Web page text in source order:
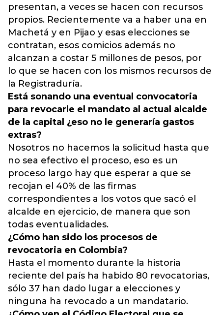
presentan, a veces se hacen con recursos
propios. Recientemente va a haber una en
Machetá y en Pijao y esas elecciones se
contratan, esos comicios además no
alcanzan a costar 5 millones de pesos, por
lo que se hacen con los mismos recursos de
la Registraduría.
Está sonando una eventual convocatoria
para revocarle el mandato al actual alcalde
de la capital ¿eso no le generaría gastos
extras?
Nosotros no hacemos la solicitud hasta que
no sea efectivo el proceso, eso es un
proceso largo hay que esperar a que se
recojan el 40% de las firmas
correspondientes a los votos que sacó el
alcalde en ejercicio, de manera que son
todas eventualidades.
¿Cómo han sido los procesos de
revocatoria en Colombia?
Hasta el momento durante la historia
reciente del país ha habido 80 revocatorias,
sólo 37 han dado lugar a elecciones y
ninguna ha revocado a un mandatario.